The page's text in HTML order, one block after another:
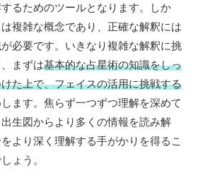
るためのツールとなります。しか
複雑な概念であり、正確な解釈には
必要です。いきなり複雑な解釈に挑
まずは基本的な占星術の知識をしっ
た上で、フェイスの活用に挑戦する
ます。焦らず一つずつ理解を深めて
生図からより多くの情報を読み解
より深く理解する手がかりを得るこ
ょう。